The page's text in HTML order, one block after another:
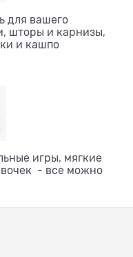
для вашего
шторы и карнизы,
и кашпо
игры, мягкие
- все можно